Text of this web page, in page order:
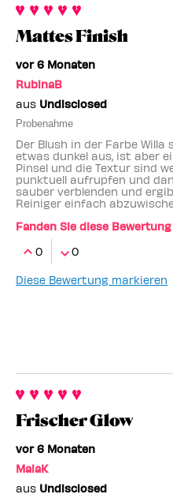
Mattes Finish
vor 6 Monaten
RubinaB
aus Undisclosed
Probenahme
Der Blush in der Farbe
etwas dunkel aus, ist aber
Pinsel und die Textur sind
punktuell aufrupfen und
sauber verblenden und
Reiniger einfach
Fanden Sie diese
0
0
Diese Bewertung markieren
Frischer Glow
vor 6 Monaten
MaiaK
aus Undisclosed